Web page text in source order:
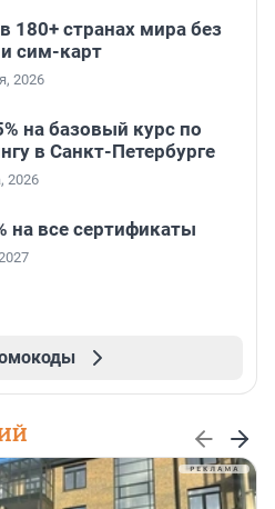
180+ странах мира без
сим-карт
2026
на базовый курс по
в Санкт-Петербурге
2026
на все сертификаты